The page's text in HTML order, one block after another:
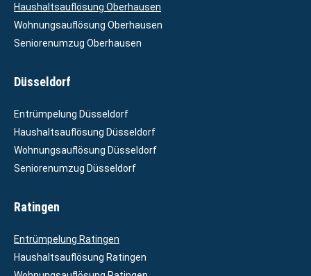
Haushaltsauflösung Oberhausen
Wohnungsauflösung Oberhausen
Seniorenumzug Oberhausen
Düsseldorf
Entrümpelung Düsseldorf
Haushaltsauflösung Düsseldorf
Wohnungsauflösung Düsseldorf
Seniorenumzug Düsseldorf
Ratingen
Entrümpelung Ratingen
Haushaltsauflösung Ratingen